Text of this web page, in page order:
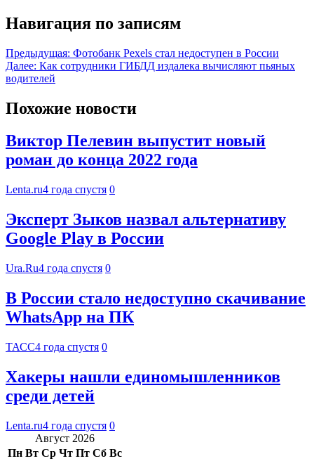
Навигация по записям
Предыдущая: Фотобанк Pexels стал недоступен в России
Далее: Как сотрудники ГИБДД издалека вычисляют пьяных
водителей
Похожие новости
Виктор Пелевин выпустит новый
роман до конца 2022 года
Lenta.ru4 года спустя 0
Эксперт Зыков назвал альтернативу
Google Play в России
Ura.Ru4 года спустя 0
В России стало недоступно скачивание
WhatsApp на ПК
ТАСС4 года спустя 0
Хакеры нашли единомышленников
среди детей
Lenta.ru4 года спустя 0
Август 2026
Пн Вт Ср Чт Пт Сб Вс